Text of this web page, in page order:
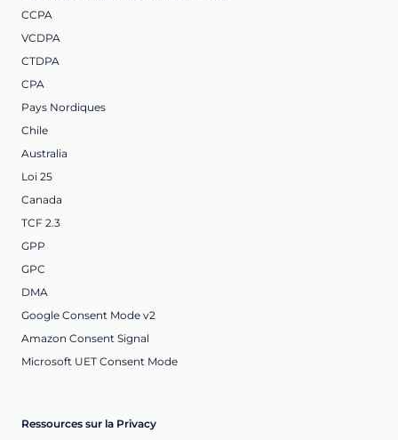
CCPA
VCDPA
CTDPA
CPA
Pays Nordiques
Chile
Australia
Loi 25
Canada
TCF 2.3
GPP
GPC
DMA
Google Consent Mode v2
Amazon Consent Signal
Microsoft UET Consent Mode
Ressources sur la Privacy